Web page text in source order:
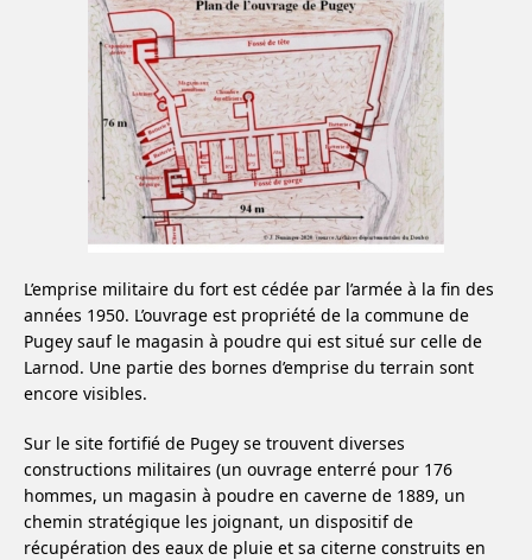
L’emprise militaire du fort est cédée par l’armée à la fin des
années 1950. L’ouvrage est propriété de la commune de
Pugey sauf le magasin à poudre qui est situé sur celle de
Larnod. Une partie des bornes d’emprise du terrain sont
encore visibles.
Sur le site fortifié de Pugey se trouvent diverses
constructions militaires (un ouvrage enterré pour 176
hommes, un magasin à poudre en caverne de 1889, un
chemin stratégique les joignant, un dispositif de
récupération des eaux de pluie et sa citerne construits en